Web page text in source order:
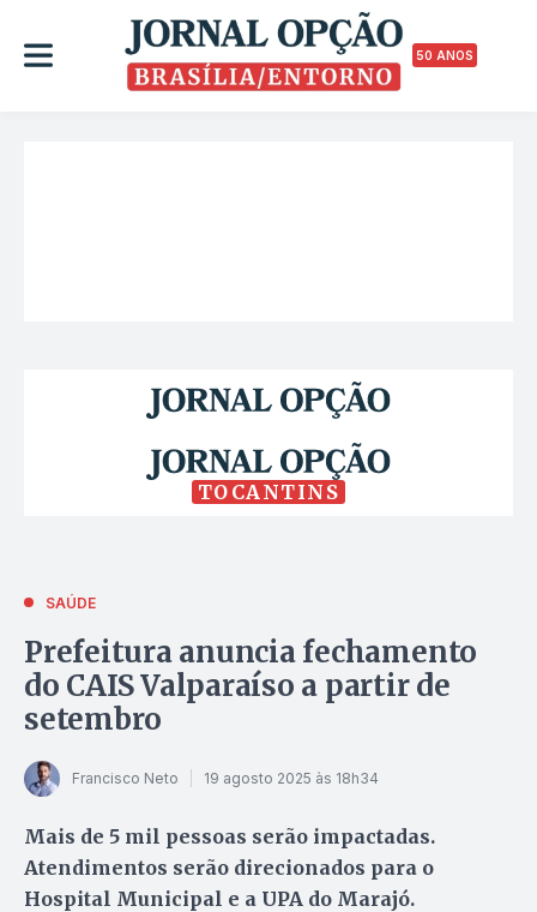
50 ANOS
TOCANTINS
SAÚDE
Prefeitura anuncia fechamento
do CAIS Valparaíso a partir de
setembro
Francisco Neto 19 agosto 2025 às 18h34
Mais de 5 mil pessoas serão impactadas.
Atendimentos serão direcionados para o
Hospital Municipal e a UPA do Marajó.